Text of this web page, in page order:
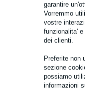
garantire
Vorremmo
vostre
funzionalita'
dei clienti.
Preferite non
sezione
possiamo
informazioni
Vedi anche (1)